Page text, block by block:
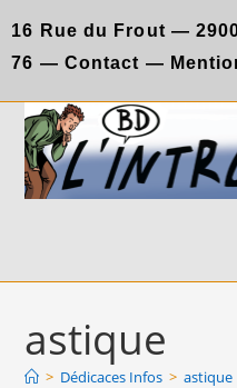
to
content
16 Rue du Frout —
76 — Contact —
astique
> Dédicaces Infos > astique